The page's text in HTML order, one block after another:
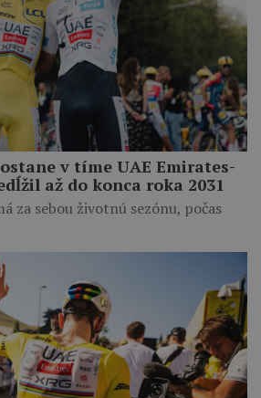
v tíme UAE Emirates-
až do konca roka 2031
za sebou životnú sezónu, počas